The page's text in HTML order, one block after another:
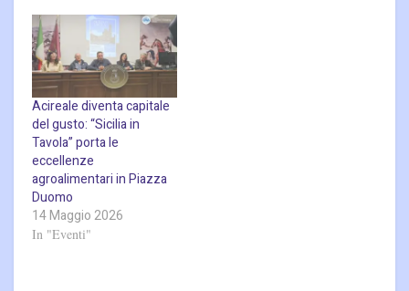
Acireale diventa capitale
del gusto: “Sicilia in
Tavola” porta le
eccellenze
agroalimentari in Piazza
Duomo
14 Maggio 2026
In "Eventi"